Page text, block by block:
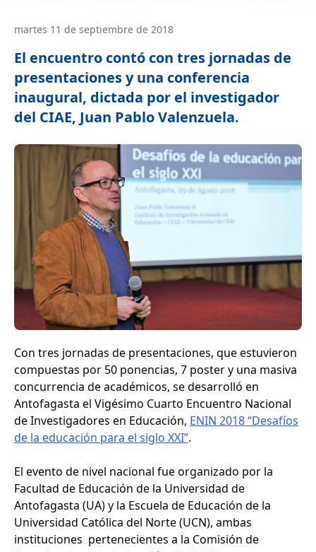
martes 11 de septiembre de 2018
El encuentro contó con tres jornadas de
presentaciones y una conferencia
inaugural, dictada por el investigador
del CIAE, Juan Pablo Valenzuela.
Con tres jornadas de presentaciones, que estuvieron
compuestas por 50 ponencias, 7 poster y una masiva
concurrencia de académicos, se desarrolló en
Antofagasta el Vigésimo Cuarto Encuentro Nacional
de Investigadores en Educación, ENIN 2018 “Desafíos
de la educación para el siglo XXI”.
El evento de nivel nacional fue organizado por la
Facultad de Educación de la Universidad de
Antofagasta (UA) y la Escuela de Educación de la
Universidad Católica del Norte (UCN), ambas
instituciones pertenecientes a la Comisión de